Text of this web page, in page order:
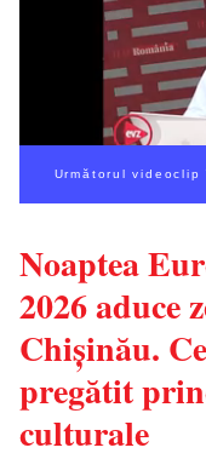
Următorul videoclip
Noaptea
2026 aduce
Chișinău.
pregătit
culturale